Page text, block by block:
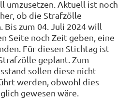
umzusetzen. Aktuell ist noch
ob die Strafzölle
Bis zum 04. Juli 2024 will
Seite noch Zeit geben, eine
Für diesen Stichtag ist
geplant. Zum
sollen diese nicht
werden, obwohl dies
gewesen wäre.